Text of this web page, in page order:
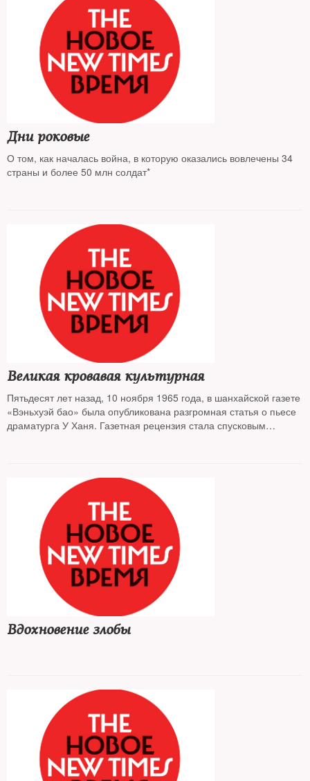
Дни роковые
О том, как началась война, в которую оказались вовлечены 34
страны и более 50 млн солдат*
Великая кровавая культурная
Пятьдесят лет назад, 10 ноября 1965 года, в шанхайской газете
«Вэньхуэй бао» была опубликована разгромная статья о пьесе
драматурга У Ханя. Газетная рецензия стала спусковым
Вдохновение злобы